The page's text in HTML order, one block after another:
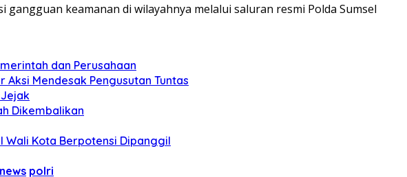
keamanan di wilayahnya melalui saluran resmi Polda Sumsel
dan Perusahaan
Aksi Mendesak Pengusutan Tuntas
Dikembalikan
Wali Kota Berpotensi Dipanggil
news polri